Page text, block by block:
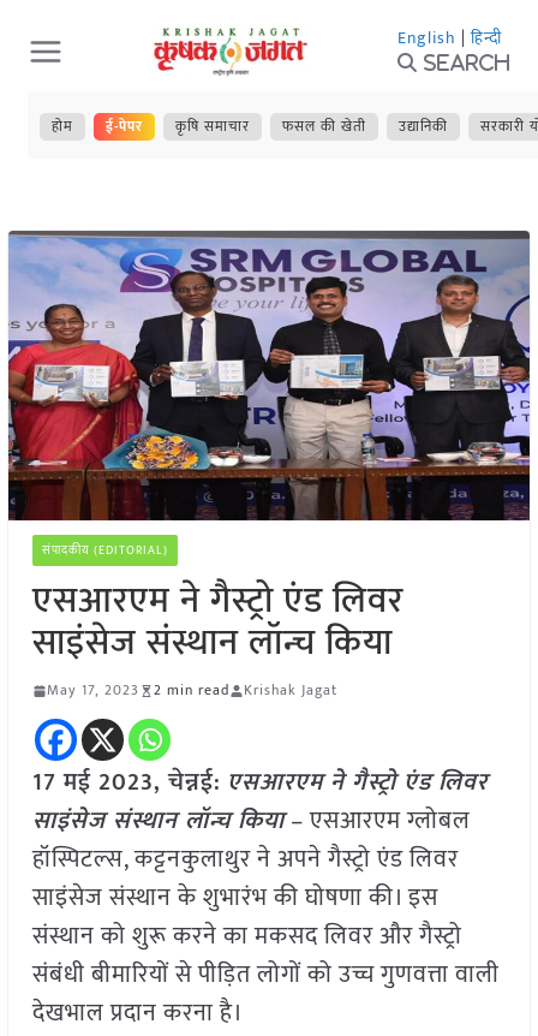
Skip
to
content
English | हिन्दी
Search
होम ई-पेपर कृषि समाचार फसल की खेती उद्यानिकी सरकारी
संपादकीय (EDITORIAL)
एसआरएम ने गैस्ट्रो एंड लिवर
साइंसेज संस्थान लॉन्च किया
May 17, 2023 2 min read Krishak Jagat
17 मई 2023, चेन्नई: एसआरएम ने गैस्ट्रो एंड लिवर
साइंसेज संस्थान लॉन्च किया– एसआरएम ग्लोबल
हॉस्पिटल्स, कट्टनकुलाथुर ने अपने गैस्ट्रो एंड लिवर
साइंसेज संस्थान के शुभारंभ की घोषणा की। इस
संस्थान को शुरू करने का मकसद लिवर और गैस्ट्रो
संबंधी बीमारियों से पीड़ित लोगों को उच्च गुणवत्ता वाली
देखभाल प्रदान करना है।